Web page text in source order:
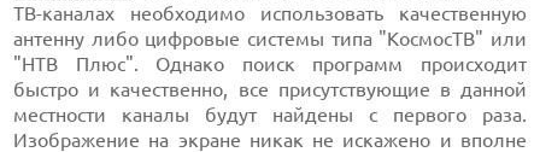
ТВ-каналах необходимо использовать качественную
антенну либо цифровые системы типа "КосмосТВ" или
"НТВ Плюс". Однако поиск программ происходит
быстро и качественно, все присутствующие в данной
местности каналы будут найдены с первого раза.
Изображение на экране никак не искажено и вполне